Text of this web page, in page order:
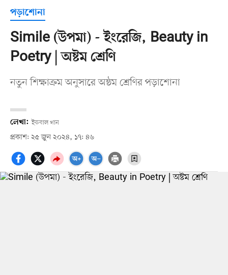
পড়াশোনা
Simile (উপমা) - ইংরেজি, Beauty in
Poetry | অষ্টম শ্রেণি
নতুন শিক্ষাক্রম অনুসারে অষ্ঠম শ্রেণির পড়াশোনা
লেখা: ইকবাল খান
প্রকাশ: ২৫ জুন ২০২৪, ১৭: ৪৬